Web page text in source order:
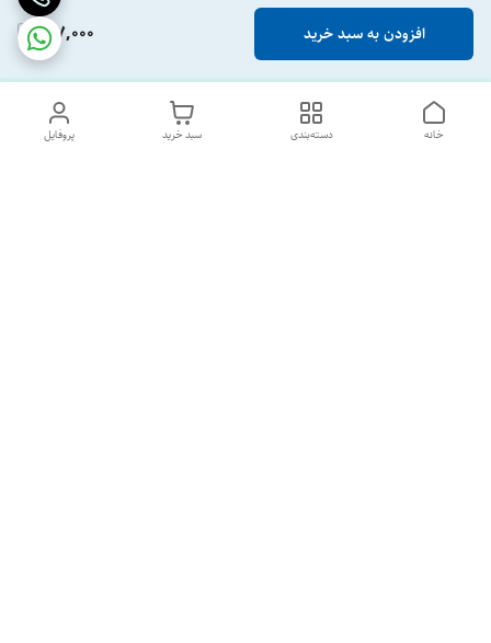
917,000 افزودن به سبد خرید
پروفایل سبد خرید دسته‌بندی خانه